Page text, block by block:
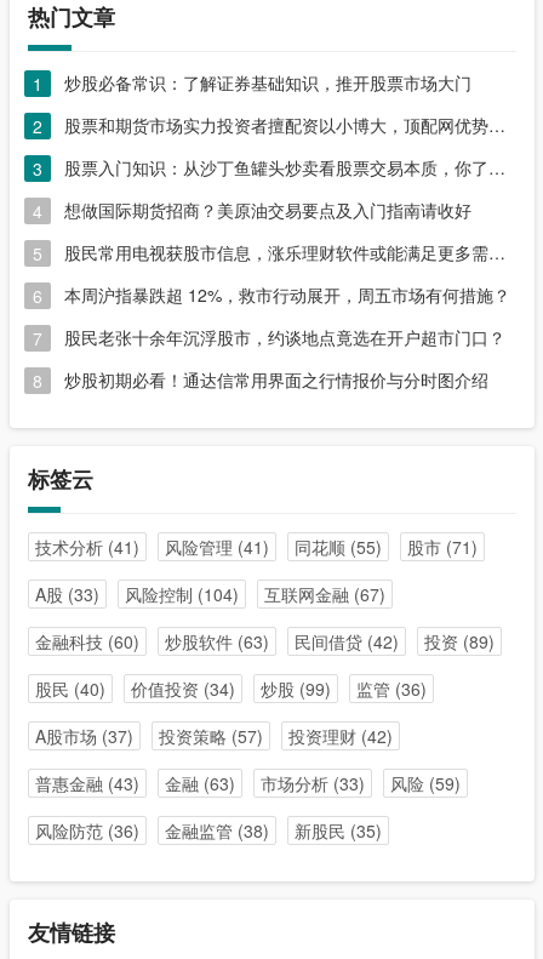
热门文章
1
炒股必备常识：了解证券基础知识，推开股票市场大门
2
股票和期货市场实力投资者擅配资以小博大，顶配网优势尽显
3
股票入门知识：从沙丁鱼罐头炒卖看股票交易本质，你了解吗？
4
想做国际期货招商？美原油交易要点及入门指南请收好
5
股民常用电视获股市信息，涨乐理财软件或能满足更多需求？
6
本周沪指暴跌超 12%，救市行动展开，周五市场有何措施？
7
股民老张十余年沉浮股市，约谈地点竟选在开户超市门口？
8
炒股初期必看！通达信常用界面之行情报价与分时图介绍
标签云
技术分析(41) 风险管理 (41) 同花顺(55) 股市(71)
A股 (33) 风险控制 (104) 互联网金融 (67)
金融科技(60) 炒股软件(63) 民间借贷(42) 投资 (89)
股民 (40) 价值投资 (34) 炒股 (99) 监管 (36)
A股市场 (37) 投资策略 (57) 投资理财(42)
普惠金融 (43) 金融 (63) 市场分析(33) 风险(59)
风险防范(36) 金融监管 (38) 新股民 (35)
友情链接